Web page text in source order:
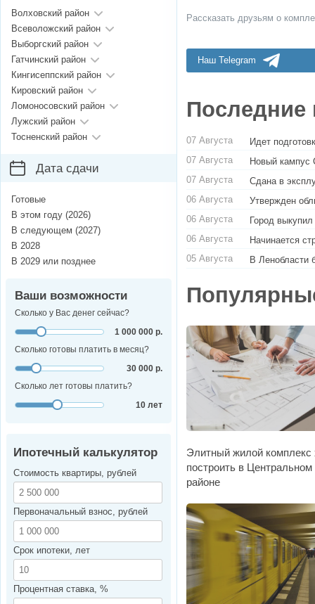
Рассказать друзьям о
Наш Telegram
Последние
07 Августа
Идет
07 Августа
Новый кампус
07 Августа
Сдана в
06 Августа
Утвержден
06 Августа
Город
06 Августа
Начинается
05 Августа
В Ленобласти
Элитный жилой комплекс
построить в Центральном
районе
Волховский район
Всеволожский район
Выборгский район
Гатчинский район
Кингисеппский район
Кировский район
Ломоносовский район
Лужский район
Тосненский район
Дата сдачи
Готовые
В этом году (2026)
В следующем (2027)
В 2028
В 2029 или позднее
Ваши возможности
Сколько у Вас денег сейчас?
1 000 000 р.
Сколько готовы платить в месяц?
30 000 р.
Сколько лет готовы платить?
10 лет
Ипотечный калькулятор
Стоимость квартиры, рублей
Первоначальный взнос, рублей
Срок ипотеки, лет
Процентная ставка, %